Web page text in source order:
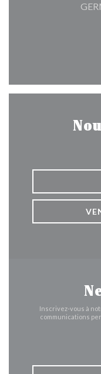
Inscrivez-vous à
communications